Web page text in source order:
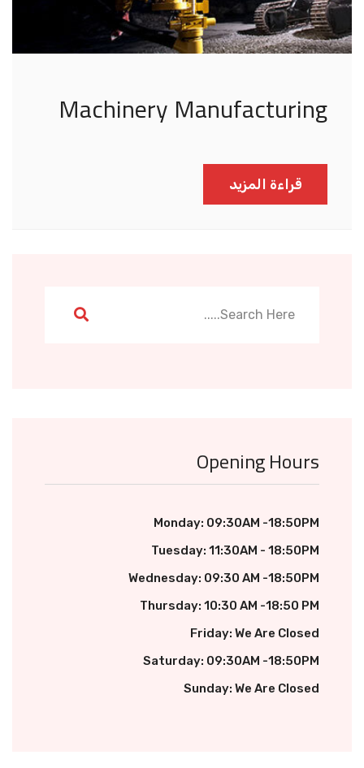
Opening Hours
Monday: 09:30AM -18:50PM
Tuesday: 11:30AM - 18:50PM
Wednesday: 09:30 AM -18:50PM
Thursday: 10:30 AM -18:50 PM
Friday: We Are Closed
Saturday: 09:30AM -18:50PM
Sunday: We Are Closed
Machinery Manufacturing
قراءة المزيد